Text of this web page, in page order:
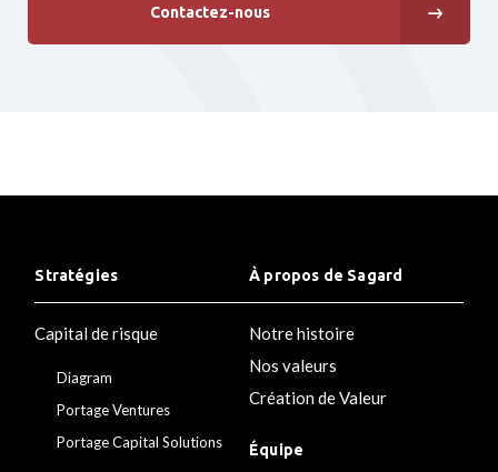
Contactez-nous
Stratégies
Capital de risque
Diagram
Portage Ventures
Portage Capital Solutions
À propos de Sagard
Notre histoire
Nos valeurs
Création de Valeur
Équipe